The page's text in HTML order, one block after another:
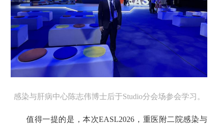
感染与肝病中心陈志伟博士后于Studio分会场参会学习。
值得一提的是，本次EASL2026，重医附二院感染与